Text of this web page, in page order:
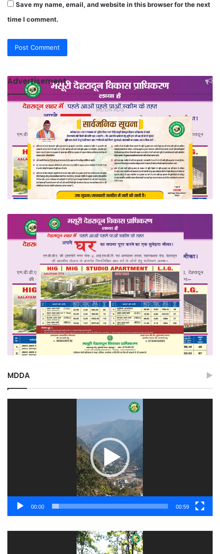
Save my name, email, and website in this browser for the next
time I comment.
Advertisement
MDDA ADS
MDDA
00:00 00:59